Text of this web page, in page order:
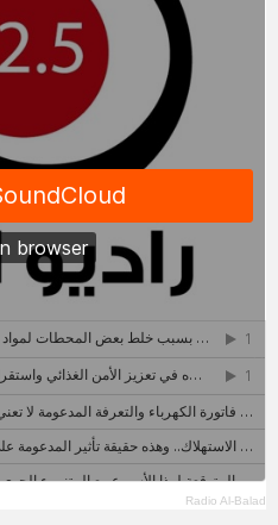
Radio Al-Balad